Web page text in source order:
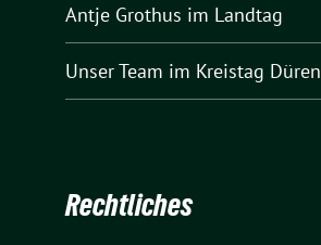
Antje Grothus im Landtag
Unser Team im Kreistag Düren
Rechtliches